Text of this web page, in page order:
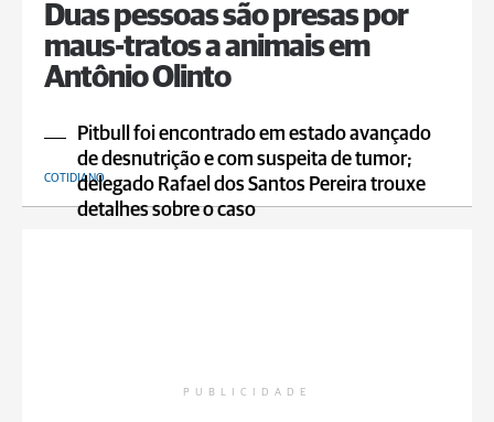
Duas pessoas são presas por
maus-tratos a animais em
Antônio Olinto
Pitbull foi encontrado em estado avançado
de desnutrição e com suspeita de tumor;
delegado Rafael dos Santos Pereira trouxe
detalhes sobre o caso
COTIDIANO
PUBLICIDADE